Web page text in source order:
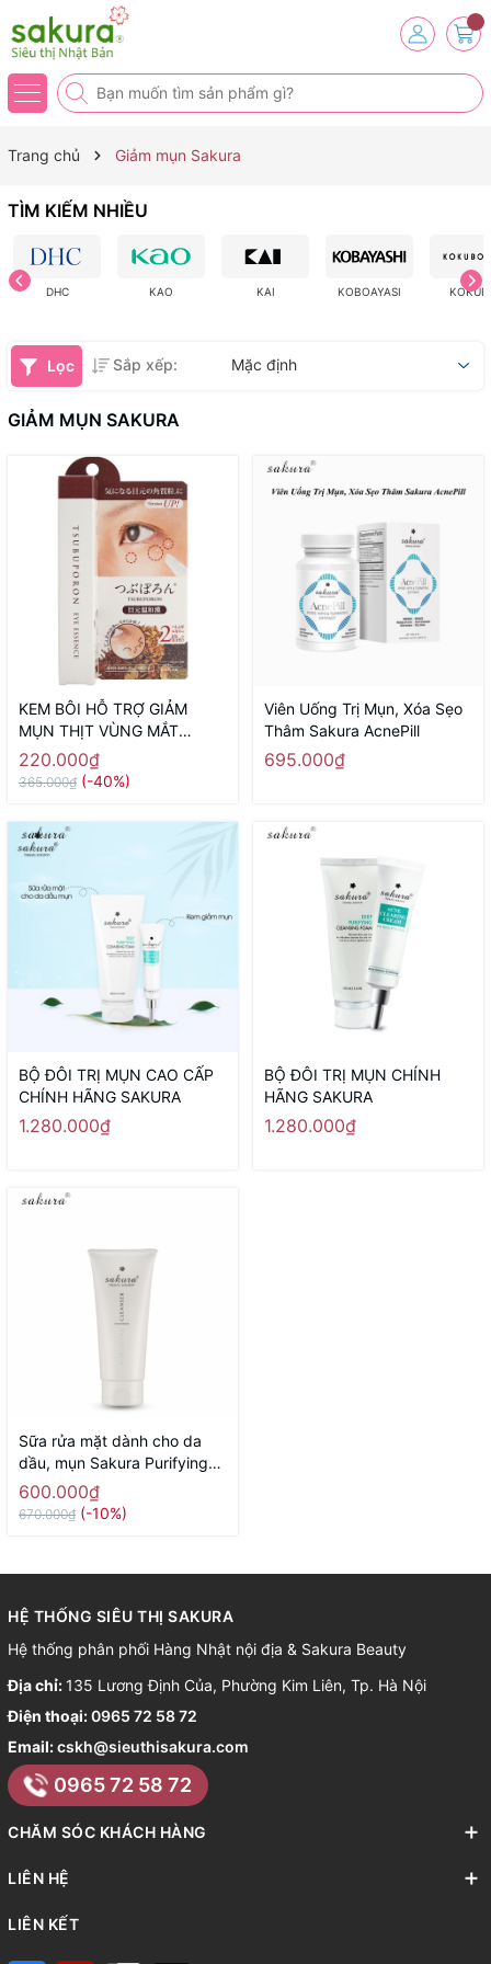
Trang chủ Giảm mụn Sakura
TÌM KIẾM NHIỀU
DHC KAO KAI KOBOAYASI
Lọc Sắp xếp: Mặc định
GIẢM MỤN SAKURA
KEM BÔI HỖ TRỢ GIẢM
MỤN THỊT VÙNG MẮT
TSUBUPORON NHẬT BẢN
(1.8ML) - Hàng Nhật nội địa
220.000₫
365.000₫ (-40%)
Viên Uống Trị Mụn, Xóa Sẹo
Thâm Sakura AcnePill
695.000₫
BỘ ĐÔI TRỊ MỤN CAO CẤP
CHÍNH HÃNG SAKURA
1.280.000₫
BỘ ĐÔI TRỊ MỤN CHÍNH
HÃNG SAKURA
1.280.000₫
Sữa rửa mặt dành cho da
dầu, mụn Sakura Purifying
Cleanser 100ml
600.000₫
670.000₫ (-10%)
HỆ THỐNG SIÊU THỊ SAKURA
Hệ thống phân phối Hàng Nhật nội địa & Sakura Beauty
Địa chỉ: 135 Lương Định Của, Phường Kim Liên, Tp. Hà Nội
Điện thoại:0965 72 58 72
Email:cskh@sieuthisakura.com
0965 72 58 72
CHĂM SÓC KHÁCH HÀNG
LIÊN HỆ
LIÊN KẾT